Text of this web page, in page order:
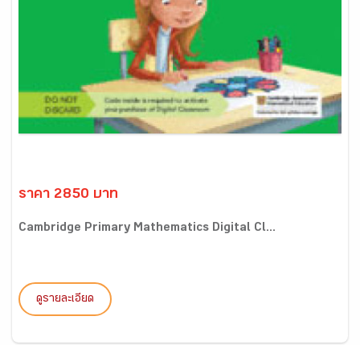
ราคา 2850 บาท
Cambridge Primary Mathematics Digital Cl...
ดูรายละเอียด